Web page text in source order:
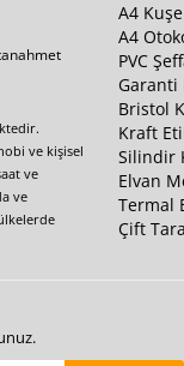
ve kişisel
ve
ve
A4
A4
PVC
Garanti
Bristol
Kraft
Silindir
Elvan
Termal
Çift